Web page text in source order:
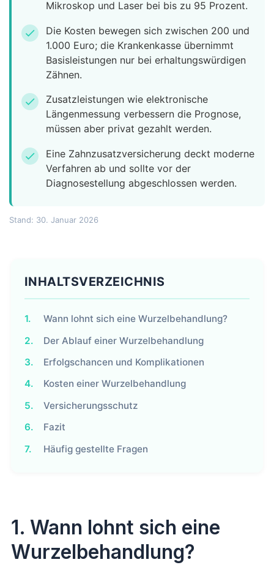
Mikroskop und Laser bei bis zu 95 Prozent.
check
Die Kosten bewegen sich zwischen 200 und
1.000 Euro; die Krankenkasse übernimmt
Basisleistungen nur bei erhaltungswürdigen
Zähnen.
check
Zusatzleistungen wie elektronische
Längenmessung verbessern die Prognose,
müssen aber privat gezahlt werden.
check
Eine Zahnzusatzversicherung deckt moderne
Verfahren ab und sollte vor der
Diagnosestellung abgeschlossen werden.
Stand: 30. Januar 2026
INHALTSVERZEICHNIS
1.
Wann lohnt sich eine Wurzelbehandlung?
2.
Der Ablauf einer Wurzelbehandlung
3.
Erfolgschancen und Komplikationen
4.
Kosten einer Wurzelbehandlung
5.
Versicherungsschutz
6.
Fazit
7.
Häufig gestellte Fragen
1. Wann lohnt sich eine
Wurzelbehandlung?